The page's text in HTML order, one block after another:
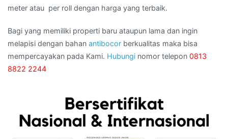
meter atau per roll dengan harga yang terbaik.
Bagi yang memiliki properti baru ataupun lama dan ingin
melapisi dengan bahan antibocor berkualitas maka bisa
mempercayakan pada Kami. Hubungi nomor telepon 0813
8822 2244